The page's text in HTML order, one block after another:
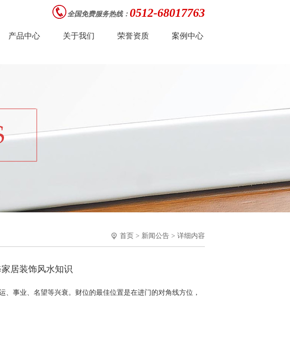
全国免费服务热线： 0512-68017763
产品中心 关于我们 荣誉资质 案例中心
首页 > 新闻公告 > 详细内容
居装饰风水知识
事业、名望等兴衰。财位的最佳位置是在进门的对角线方位，